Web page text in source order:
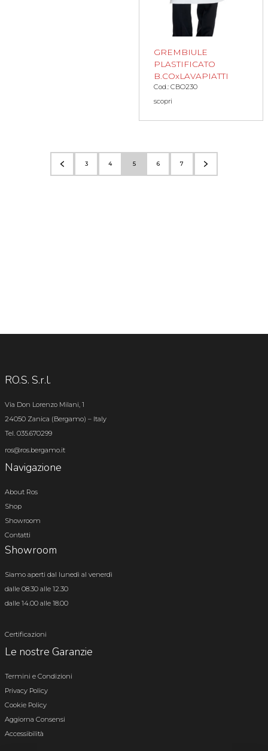
GREMBIULE
PLASTIFICATO
B.COxLAVAPIATTI
Cod.: CBO230
scopri
3 4 5 6 7
RO.S. S.r.l.
Via Don Lorenzo Milani, 1
24050 Zanica (Bergamo) – Italy
Tel. 035.670299
ros@ros.bergamo.it
Navigazione
About Ros
Shop
Showroom
Contatti
Showroom
Siamo aperti dal lunedì al venerdì
dalle 08.30 alle 12.30
dalle 14.00 alle 18.00
Certificazioni
Le nostre Garanzie
Termini e Condizioni
Privacy Policy
Cookie Policy
Aggiorna Consensi
Accessibilità